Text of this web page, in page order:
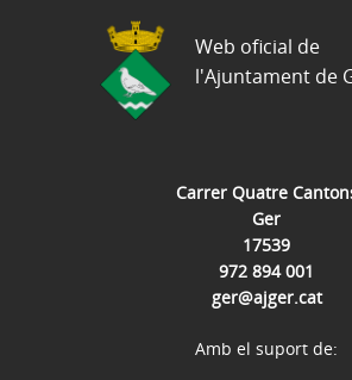
Carrer Quatre
Ger
17539
972 894 001
ger@ajger.cat
Web oficial de
l'Ajuntament de
Amb el suport de: